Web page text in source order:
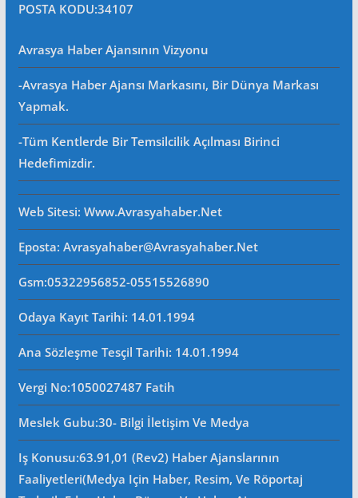
POSTA KODU:34107
Avrasya Haber Ajansının Vizyonu
-Avrasya Haber Ajansı Markasını, Bir Dünya Markası
Yapmak.
-Tüm Kentlerde Bir Temsilcilik Açılması Birinci
Hedefimizdir.
Web Sitesi: Www.avrasyahaber.net
Eposta: Avrasyahaber@avrasyahaber.net
Gsm:05322956852-05515526890
Odaya Kayıt Tarihi: 14.01.1994
Ana Sözleşme Tesçil Tarihi: 14.01.1994
Vergi No:1050027487 Fatih
Meslek Gubu:30- Bilgi İletişim Ve Medya
Iş Konusu:63.91,01 (Rev2) Haber Ajanslarının
Faaliyetleri(Medya Için Haber, Resim, Ve Röportaj